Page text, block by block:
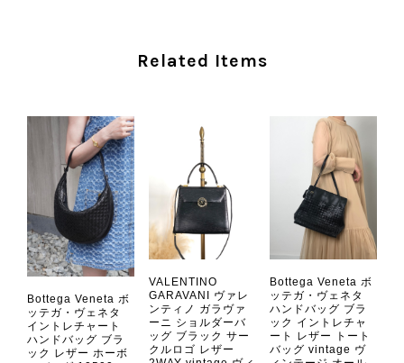
ご愛用いただけましたら幸いです。
談ください。 またご縁がございまし
たら、ぜひよろしくお願いいたしま
す。 VintageShop solo
2026/08/05
とても気に入りました、目立たないシャネルのロゴがとてもいい
です
Related Items
Bottega Veneta ボ
ッテガ・ヴェネタ
イントレチャート
ハンドバッグ ブラ
ック レザー ホーボ
VALENTINO
GARAVANI ヴァレ
ンティノ ガラヴァ
ーニ ショルダーバ
ッグ ブラック サー
クルロゴ レザー
Bottega Veneta ボ
ッテガ・ヴェネタ
ハンドバッグ ブラ
ック イントレチャ
ート レザー トート
バッグ vintage ヴ